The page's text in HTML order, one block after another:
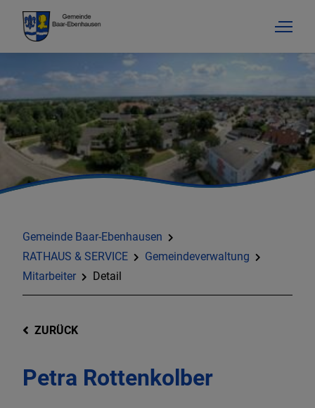
Gemeinde Baar-Ebenhausen
RATHAUS & SERVICE
Gemeindeverwaltung
Mitarbeiter
Detail
ZURÜCK
Petra Rottenkolber